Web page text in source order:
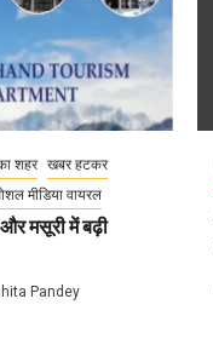
शहर खबर हटकर
मीडिया वायरल
मसूरी में बढ़ी
Pandey